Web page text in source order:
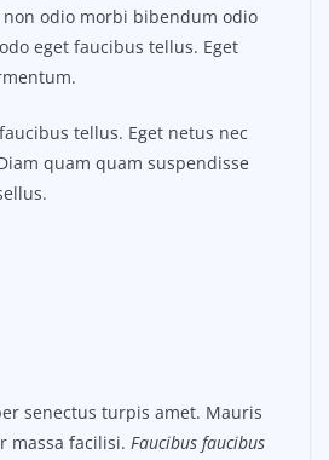
odio morbi bibendum odio
eget faucibus tellus. Eget
tellus. Eget netus nec
quam quam suspendisse
senectus turpis amet. Mauris
massa facilisi. Faucibus faucibus